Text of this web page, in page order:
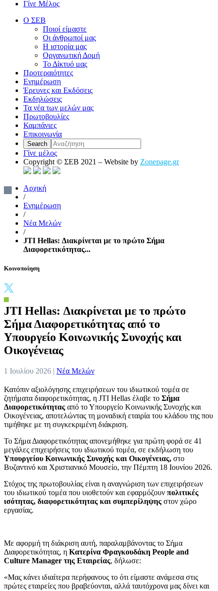
Γίνε Μέλος
Ο ΣΕΒ
Ποιοί είμαστε
Οι άνθρωποί μας
Η ιστορία μας
Οργανωτική Δομή
Το Δίκτυό μας
Προτεραιότητες
Ενημέρωση
Έρευνες και Εκδόσεις
Εκδηλώσεις
Τα νέα των μελών μας
Πρωτοβουλίες
Καμπάνιες
Επικοινωνία
Γίνε μέλος
Copyright © ΣΕΒ 2021 – Website by Zonepage.gr
Αρχική
/
Ενημέρωση
/
Νέα Μελών
/
JTI Hellas: Διακρίνεται με το πρώτο Σήμα
Διαφορετικότητας...
Κοινοποίηση
JTI Hellas: Διακρίνεται με το πρώτο
Σήμα Διαφορετικότητας από το
Υπουργείο Κοινωνικής Συνοχής και
Οικογένειας
1 Ιουλίου 2026 | Νέα Μελών
Κατόπιν αξιολόγησης επιχειρήσεων του ιδιωτικού τομέα σε
ζητήματα διαφορετικότητας, η JTI Hellas έλαβε το Σήμα
Διαφορετικότητας από το Υπουργείο Κοινωνικής Συνοχής και
Οικογένειας, αποτελώντας τη μοναδική εταιρία του κλάδου της που
τιμήθηκε με τη συγκεκριμένη διάκριση.
Το Σήμα Διαφορετικότητας απονεμήθηκε για πρώτη φορά σε 41
μεγάλες επιχειρήσεις του ιδιωτικού τομέα, σε εκδήλωση του
Υπουργείου Κοινωνικής Συνοχής και Οικογένειας, στο
Βυζαντινό και Χριστιανικό Μουσείο, την Πέμπτη 18 Ιουνίου 2026.
Στόχος της πρωτοβουλίας είναι η αναγνώριση των επιχειρήσεων
του ιδιωτικού τομέα που υιοθετούν και εφαρμόζουν πολιτικές
ισότητας, διαφορετικότητας και συμπερίληψης στον χώρο
εργασίας.
Με αφορμή τη διάκριση αυτή, παραλαμβάνοντας το Σήμα
Διαφορετικότητας, η Κατερίνα Φραγκουδάκη People and
Culture Manager της Εταιρείας, δήλωσε:
«Mας κάνει ιδιαίτερα περήφανους το ότι είμαστε ανάμεσα στις
πρώτες εταιρείες που βραβεύονται, αλλά ταυτόχρονα μας δίνει και